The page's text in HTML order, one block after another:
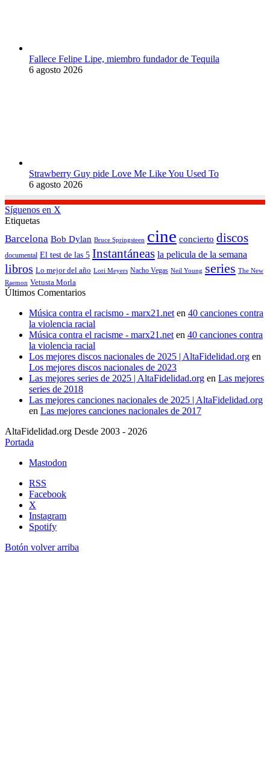
Fallece Felipe Lipe, miembro fundador de Tequila
6 agosto 2026
Strawberry Guy pide Love Me Like You Used To
6 agosto 2026
Síguenos en X
Etiquetas
Barcelona Bob Dylan Bruce Springsteen cine concierto discos
documental El test de las 5 Instantáneas la pelicula de la semana
libros Lo mejor del año Lori Meyers Nacho Vegas Neil Young series The New
Raemon Vetusta Morla
Últimos Comentarios
Música contra el racismo - marx21.neten 40 canciones contra
la violencia racial
Música contra el racisme - marx21.neten 40 canciones contra
la violencia racial
Los mejores discos nacionales de 2025 | AltaFidelidad.org en
Los mejores discos nacionales de 2023
Las mejores series de 2025 | AltaFidelidad.org en Las mejores
series de 2018
Las mejores canciones nacionales de 2025 | AltaFidelidad.org
en Las mejores canciones nacionales de 2017
AltaFidelidad.org Desde 2003 - 2026
Portada
Mastodon
RSS
Facebook
X
Instagram
Spotify
Botón volver arriba